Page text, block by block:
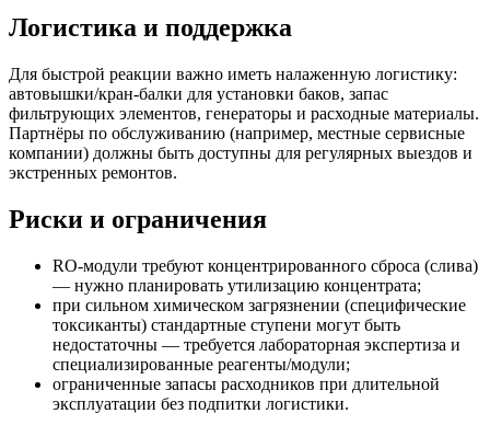
Логистика и поддержка
Для быстрой реакции важно иметь налаженную логистику:
автовышки/кран-балки для установки баков, запас
фильтрующих элементов, генераторы и расходные материалы.
Партнёры по обслуживанию (например, местные сервисные
компании) должны быть доступны для регулярных выездов и
экстренных ремонтов.
Риски и ограничения
RO-модули требуют концентрированного сброса (слива)
— нужно планировать утилизацию концентрата;
при сильном химическом загрязнении (специфические
токсиканты) стандартные ступени могут быть
недостаточны — требуется лабораторная экспертиза и
специализированные реагенты/модули;
ограниченные запасы расходников при длительной
эксплуатации без подпитки логистики.